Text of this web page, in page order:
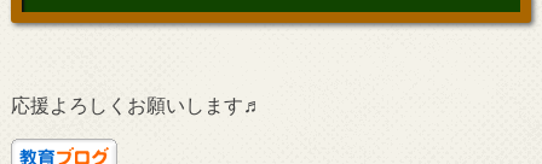
応援よろしくお願いします♬